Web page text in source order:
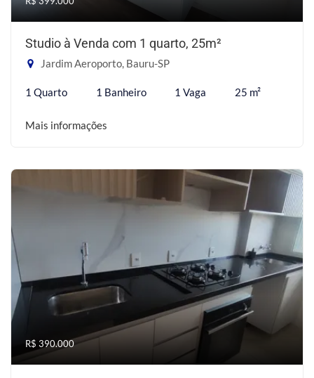
Studio à Venda com 1 quarto, 25m²
Jardim Aeroporto, Bauru-SP
1 Quarto 1 Banheiro 1 Vaga 25 m²
Mais informações
R$ 390.000